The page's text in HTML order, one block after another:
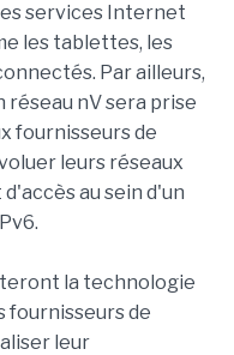
services Internet
les tablettes, les
Par ailleurs,
nV sera prise
fournisseurs de
leurs réseaux
au sein d'un
la technologie
fournisseurs de
leur